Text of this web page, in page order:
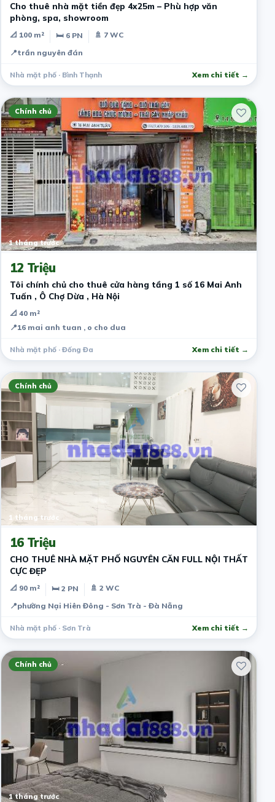
Cho thuê nhà mặt tiền đẹp 4x25m – Phù hợp văn
phòng, spa, showroom
📐 100 m² 🛏 6 PN
🚿 7 WC
📍trần nguyên đán
Nhà mặt phố · Bình Thạnh Xem chi tiết →
Chính chủ
1 tháng trước
12 Triệu
Tôi chính chủ cho thuê cửa hàng tầng 1 số 16 Mai Anh
Tuấn , Ô Chợ Dừa , Hà Nội
📐 40 m²
📍16 mai anh tuan , o cho dua
Nhà mặt phố · Đống Đa Xem chi tiết →
Chính chủ
1 tháng trước
16 Triệu
CHO THUÊ NHÀ MẶT PHỐ NGUYÊN CĂN FULL NỘI THẤT
CỰC ĐẸP
📐 90 m² 🛏 2 PN
🚿 2 WC
📍phường Nại Hiên Đông - Sơn Trà - Đà Nẵng
Nhà mặt phố · Sơn Trà Xem chi tiết →
Chính chủ
1 tháng trước